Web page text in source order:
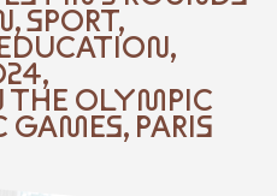
SPORT,
OLYMPIC
PARIS